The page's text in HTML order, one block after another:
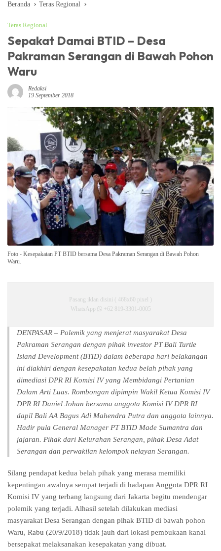
Beranda Teras Regional
Teras Regional
Sepakat Damai BTID – Desa
Pakraman Serangan di Bawah Pohon
Waru
Redaksi
19 September 2018
Foto - Kesepakatan PT BTID bersama Desa Pakraman Serangan di Bawah Pohon
Waru.
Pasang iklan disini ( 468x60 pixel )
WhatsApp
+62 819-3301-0005
DENPASAR – Polemik yang menjerat masyarakat Desa
Pakraman Serangan dengan pihak investor PT Bali Turtle
Island Development (BTID) dalam beberapa hari belakangan
ini diakhiri dengan kesepakatan kedua belah pihak yang
dimediasi DPR RI Komisi IV yang Membidangi Pertanian
Dalam Arti Luas. Rombongan dipimpin Wakil Ketua Komisi IV
DPR RI Daniel Johan bersama anggota Komisi IV DPR RI
dapil Bali AA Bagus Adi Mahendra Putra dan anggota lainnya.
Hadir pula General Manager PT BTID Made Sumantra dan
jajaran. Pihak dari Kelurahan Serangan, pihak Desa Adat
Serangan dan perwakilan kelompok nelayan Serangan.
Silang pendapat kedua belah pihak yang merasa memiliki
kepentingan awalnya sempat terjadi di hadapan Anggota DPR RI
Komisi IV yang terbang langsung dari Jakarta begitu mendengar
polemik yang terjadi. Alhasil setelah dilakukan mediasi
masyarakat Desa Serangan dengan pihak BTID di bawah pohon
Waru, Rabu (20/9/2018) tidak jauh dari lokasi pembukaan kanal
bersepakat melaksanakan kesepakatan yang dibuat.